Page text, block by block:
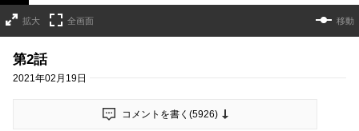
拡大 全画面 移動
第2話
2021年02月19日
コメントを書く(5926)